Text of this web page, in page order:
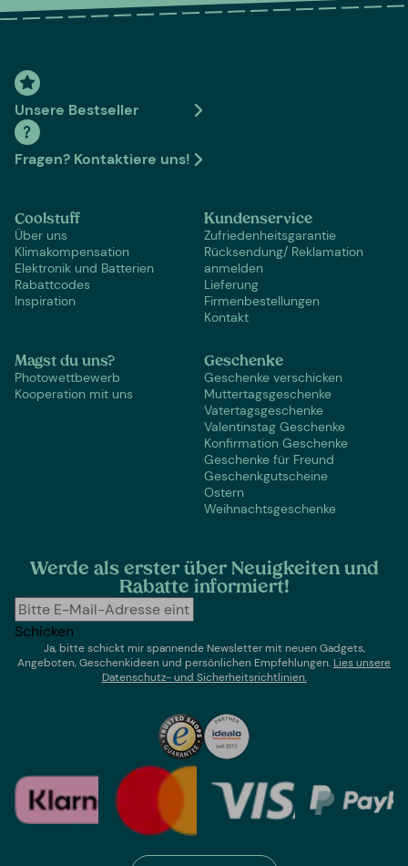
Unsere Bestseller
Fragen? Kontaktiere uns!
Coolstuff
Über uns
Klimakompensation
Elektronik und Batterien
Rabattcodes
Inspiration
Kundenservice
Zufriedenheitsgarantie
Rücksendung/ Reklamation
anmelden
Lieferung
Firmenbestellungen
Kontakt
Magst du uns?
Photowettbewerb
Kooperation mit uns
Geschenke
Geschenke verschicken
Muttertagsgeschenke
Vatertagsgeschenke
Valentinstag Geschenke
Konfirmation Geschenke
Geschenke für Freund
Geschenkgutscheine
Ostern
Weihnachtsgeschenke
Werde als erster über Neuigkeiten und
Rabatte informiert!
Schicken
Ja, bitte schickt mir spannende Newsletter mit neuen Gadgets,
Angeboten, Geschenkideen und persönlichen Empfehlungen. Lies unsere
Datenschutz- und Sicherheitsrichtlinien.